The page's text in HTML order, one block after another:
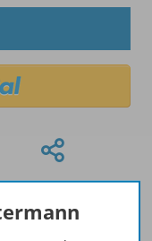
können